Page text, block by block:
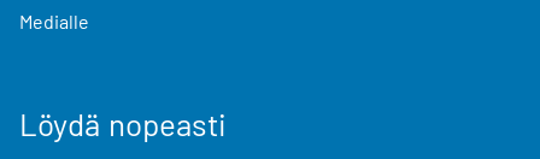
Medialle
Löydä nopeasti